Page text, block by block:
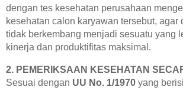
Webinar
MITRA
Perusahaan dan Asuransi
CARI DOKTER
dengan tes kesehatan perusahaan
kesehatan calon karyawan tersebut, agar
tidak berkembang menjadi sesuatu yang
kinerja dan produktifitas maksimal.
2. PEMERIKSAAN KESEHATAN
Sesuai dengan UU No. 1/1970 yang